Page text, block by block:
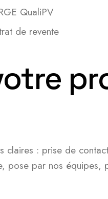
QualiPV
de revente
: prise de
par nos équipes,